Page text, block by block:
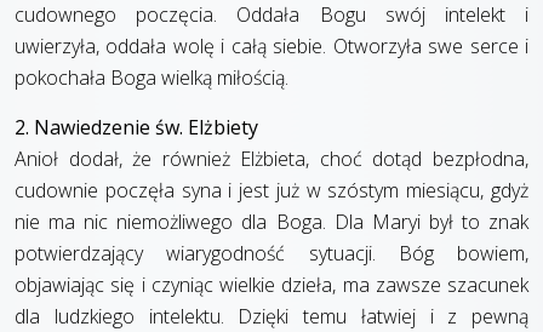
cudownego poczęcia. Oddała Bogu swój intelekt i
uwierzyła, oddała wolę i całą siebie. Otworzyła swe serce i
pokochała Boga wielką miłością.
2. Nawiedzenie św. Elżbiety
Anioł dodał, że również Elżbieta, choć dotąd bezpłodna,
cudownie poczęła syna i jest już w szóstym miesiącu, gdyż
nie ma nic niemożliwego dla Boga. Dla Maryi był to znak
potwierdzający wiarygodność sytuacji. Bóg bowiem,
objawiając się i czyniąc wielkie dzieła, ma zawsze szacunek
dla ludzkiego intelektu. Dzięki temu łatwiej i z pewną